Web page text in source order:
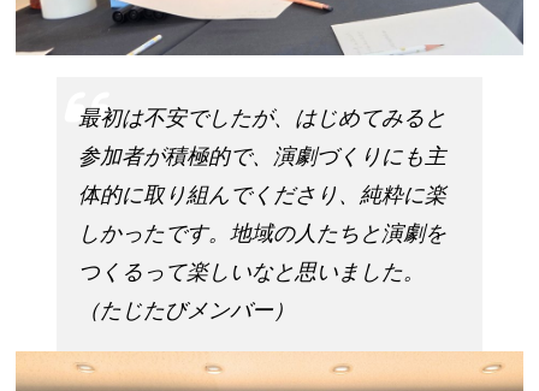
最初は不安でしたが、はじめてみると
参加者が積極的で、演劇づくりにも主
体的に取り組んでくださり、純粋に楽
しかったです。地域の人たちと演劇を
つくるって楽しいなと思いました。
（たじたびメンバー）